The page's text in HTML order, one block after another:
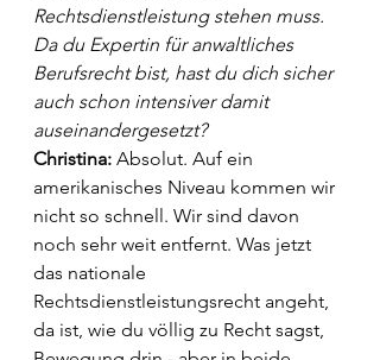
Rechtsdienstleistung stehen muss.
Da du Expertin für anwaltliches
Berufsrecht bist, hast du dich sicher
auch schon intensiver damit
auseinandergesetzt?
Christina: Absolut. Auf ein
amerikanisches Niveau kommen wir
nicht so schnell. Wir sind davon
noch sehr weit entfernt. Was jetzt
das nationale
Rechtsdienstleistungsrecht angeht,
da ist, wie du völlig zu Recht sagst,